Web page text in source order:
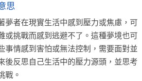
思
夢者在現實生活中感到壓力或焦慮，可
或挑戰而感到逃避不了。這種夢境也可
事情感到害怕或無法控制，需要面對並
後反思自己生活中的壓力源頭，並思考
戰。